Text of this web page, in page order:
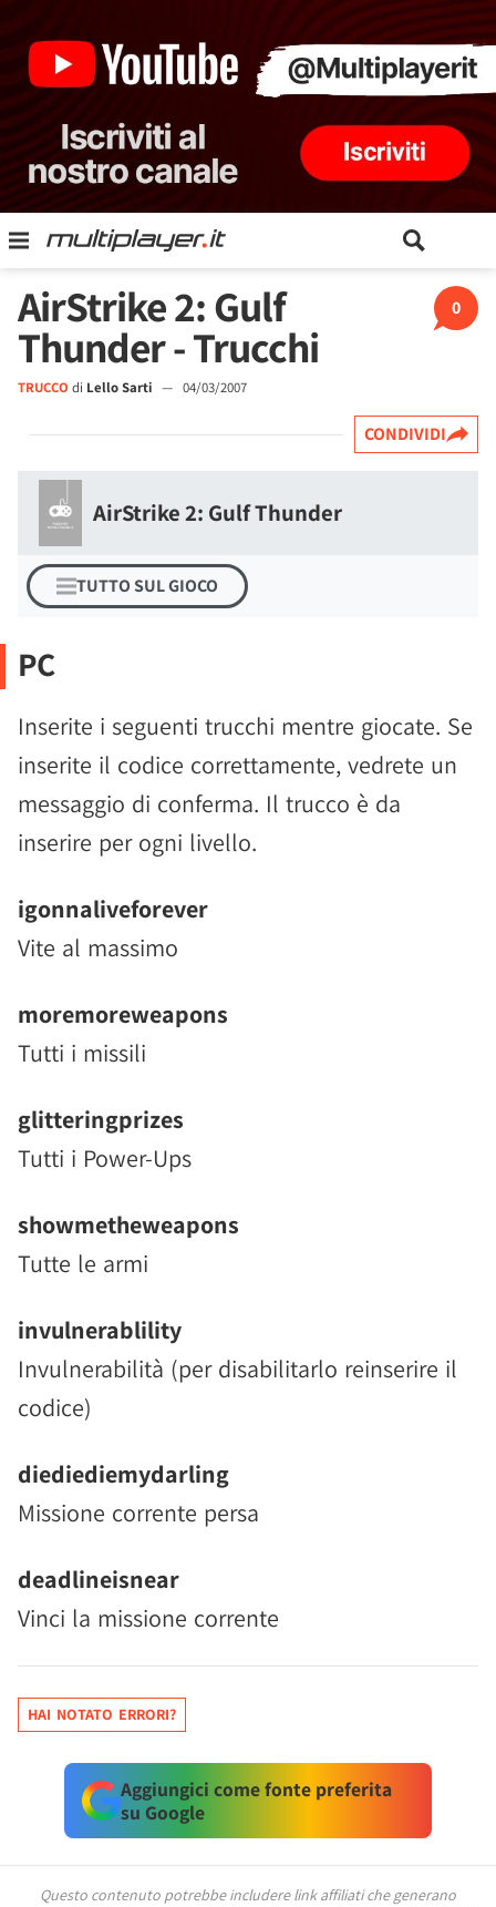
0
AirStrike 2: Gulf
Thunder - Trucchi
TRUCCO di Lello Sarti — 04/03/2007
CONDIVIDI
AirStrike 2: Gulf Thunder
TUTTO SUL GIOCO
PC
Inserite i seguenti trucchi mentre giocate. Se
inserite il codice correttamente, vedrete un
messaggio di conferma. Il trucco è da
inserire per ogni livello.
igonnaliveforever
Vite al massimo
moremoreweapons
Tutti i missili
glitteringprizes
Tutti i Power-Ups
showmetheweapons
Tutte le armi
invulnerablility
Invulnerabilità (per disabilitarlo reinserire il
codice)
diediediemydarling
Missione corrente persa
deadlineisnear
Vinci la missione corrente
HAI NOTATO ERRORI?
Aggiungici come fonte preferita
su Google
Questo contenuto potrebbe includere link affiliati che generano